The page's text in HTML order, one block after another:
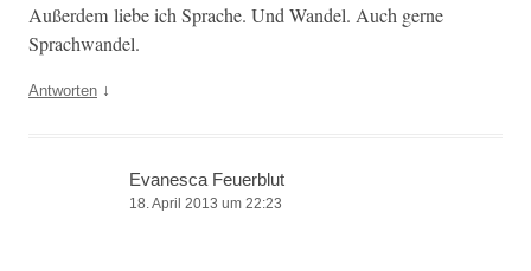
Außer­dem liebe ich Sprache. Und Wan­del. Auch gerne
Sprachwandel.
Antworten ↓
Evanesca Feuerblut
18. April 2013 um 22:23